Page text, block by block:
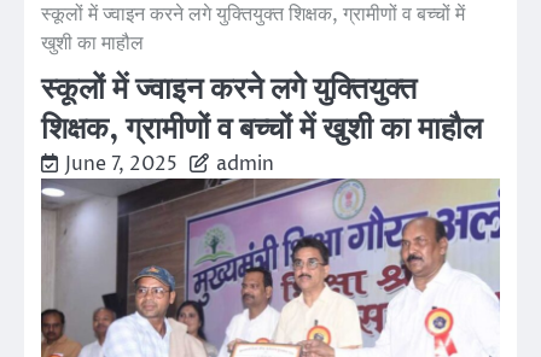
स्कूलों में ज्वाइन करने लगे युक्तियुक्त शिक्षक, ग्रामीणों व बच्चों में
खुशी का माहौल
स्कूलों में ज्वाइन करने लगे युक्तियुक्त
शिक्षक, ग्रामीणों व बच्चों में खुशी का माहौल
June 7, 2025 admin